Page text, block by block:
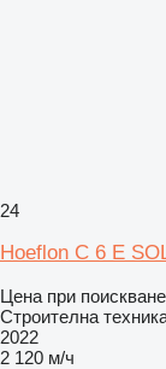
24
Hoeflon C 6 E
Цена при поискване
Строителна
2022
2 120 м/ч